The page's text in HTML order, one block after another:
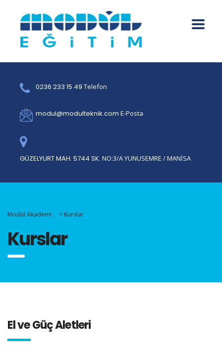
0236 233 15 49 Telefon
modul@modulteknik.com E-Posta
GÜZELYURT MAH. 5744 SK. NO:3/A YUNUSEMRE / MANİSA
Modül Akademi > Kurslar
Kurslar
El ve Güç Aletleri